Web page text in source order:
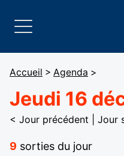
Accueil > Agenda >
Jeudi 16
< Jour précédent Jour
9 sorties du jour